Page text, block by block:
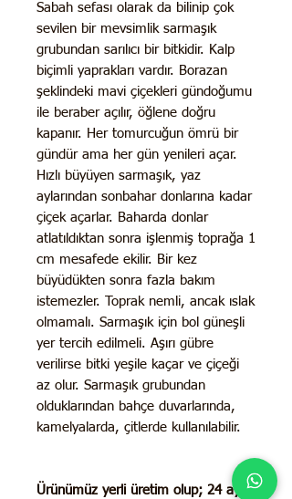
Sabah sefası olarak da bilinip çok
sevilen bir mevsimlik sarmaşık
grubundan sarılıcı bir bitkidir. Kalp
biçimli yaprakları vardır. Borazan
şeklindeki mavi çiçekleri gündoğumu
ile beraber açılır, öğlene doğru
kapanır. Her tomurcuğun ömrü bir
gündür ama her gün yenileri açar.
Hızlı büyüyen sarmaşık, yaz
aylarından sonbahar donlarına kadar
çiçek açarlar. Baharda donlar
atlatıldıktan sonra işlenmiş toprağa 1
cm mesafede ekilir. Bir kez
büyüdükten sonra fazla bakım
istemezler. Toprak nemli, ancak ıslak
olmamalı. Sarmaşık için bol güneşli
yer tercih edilmeli. Aşırı gübre
verilirse bitki yeşile kaçar ve çiçeği
az olur. Sarmaşık grubundan
olduklarından bahçe duvarlarında,
kamelyalarda, çitlerde kullanılabilir.
Ürünümüz yerli üretim olup; 24 ay